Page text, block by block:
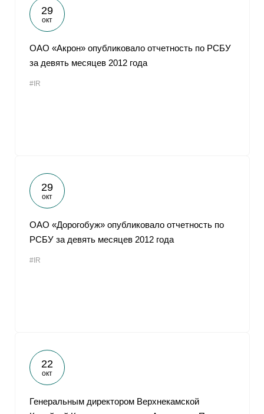
29
окт
ОАО «Акрон» опубликовало отчетность по РСБУ
за девять месяцев 2012 года
#IR
29
окт
ОАО «Дорогобуж» опубликовало отчетность по
РСБУ за девять месяцев 2012 года
#IR
22
окт
Генеральным директором Верхнекамской